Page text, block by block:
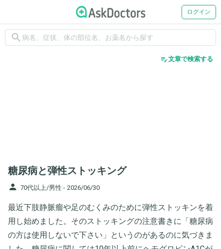
ログイン
search
edit_note文章で検索する
糖尿病と弾性ストッキング
person 70代以上/男性 - 2026/06/30
最近下肢静脈瘤や足のむくみのために弾性ストッキンを着
用し始めました。そのストッキングの注意書きに「糖尿病
の方は使用しないで下さい」というのがあるのに気づきま